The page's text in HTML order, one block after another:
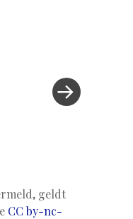
geldt
CC by-nc-